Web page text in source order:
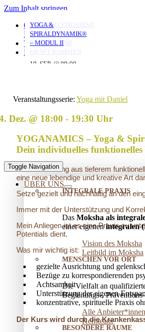
Zum Inhalt springen
0351 653 20 965
KONTAKT
TERMINE
LOGIN
Toggle Navigation
ÜBER UNS
INTEGRALE PRAXIS
Das Moksha als
einer eigenenintegralen
Vision des Moksha
Leitbild im Moksha
MENSCHEN VOR ORT
Die Vielfalt an
Begleitungs-,
Alle Anbieter*innen
Kernteam
BESONDERE RÄUME
Veranstaltungsserie: Yoga mit Daniel
Dez. @ 18:00 - 19:30
YOGANAMICS – Yoga &
Dein individuelles funktionelles
Eine Verbindung aus tieferem
eine neue lebendige und kreative Art
Setze gezielt und nachhaltig an den
Immer mit der Unterstützung und
Mein Anliegen ist es eine Praxis zu
Potentials dient.
Was mir wichtig ist:
gezielte Ausrichtung und
Bezüge zu korrespondierenden
Achtsamkeit
Unterstützung der eigenen
konzentrative, spirituelle Praxis
Der Kurs wird durch die
YOGA MIT DANIEL
10. AUG. @ 18:00
19:30
YOGA MIT DANIEL
10. AUG. @ 20:00
21:30
YOGA MIT DANIEL
11. AUG. @ 18:00
19:30
VERSTRICKUNGEN
LÖSEN – OFFENES
AUFSTELLUNGSSEMINAR
25. AUG. @ 17:00
AUFSTELLUNGSSEMINAR
– MIT DEM VATER
IN DIE EIGENE
KRAFT KOMMEN
YOGA &
SPIRALDYNAMIK®
– MODUL II
19. SEP. @ 09:00